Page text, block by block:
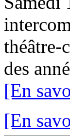
théâtre-
des
[En
[En